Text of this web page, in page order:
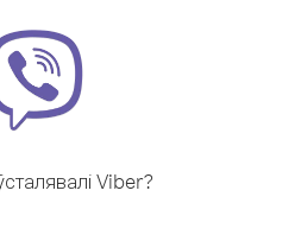
Viber?